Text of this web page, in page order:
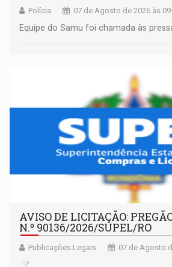
Polícia 07 de Agosto de 2026 às
Equipe do Samu foi chamada às
AVISO DE LICITAÇÃO:
N.º 90136/2026/SUPEL/RO
Publicações Legais 07 de Agosto